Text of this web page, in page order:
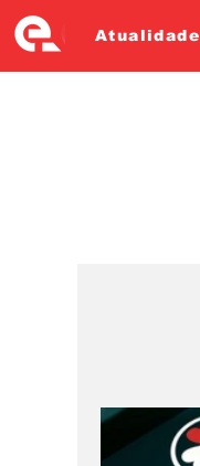
Atualidade